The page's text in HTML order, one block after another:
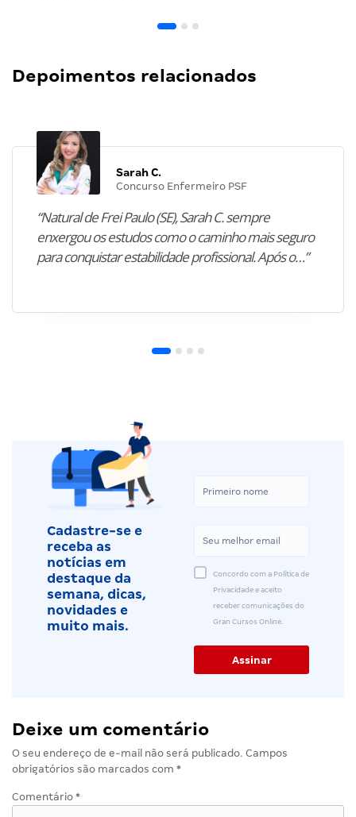
Depoimentos relacionados
Sarah C.
Concurso Enfermeiro PSF
“Natural de Frei Paulo (SE), Sarah C. sempre
enxergou os estudos como o caminho mais seguro
para conquistar estabilidade profissional. Após o…”
Cadastre-se e
receba as
notícias em
destaque da
semana, dicas,
novidades e
muito mais.
Concordo com a Política de
Privacidade e aceito
receber comunicações do
Gran Cursos Online.
Deixe um comentário
O seu endereço de e-mail não será publicado. Campos
obrigatórios são marcados com *
Comentário *